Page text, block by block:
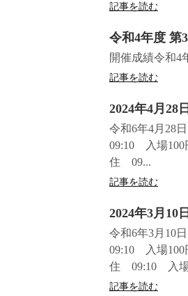
記事を読む
令和4年度 第
開催成績令和4
記事を読む
2024年4月28
令和6年4月28
09:10 入場
住 09...
記事を読む
2024年3月10
令和6年3月10
09:10 入場
住 09:10 入
記事を読む